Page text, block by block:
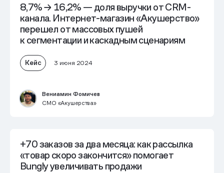
8,7% → 16,2% — доля выручки от CRM-
канала. Интернет-магазин «Акушерство»
перешел от массовых пушей
к сегментации и каскадным сценариям
Кейс 3 июня 2024
Вениамин Фомичев
CMO «Акушерства»
+70 заказов за два месяца: как рассылка
«товар скоро закончится» помогает
Bungly увеличивать продажи